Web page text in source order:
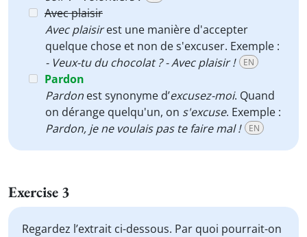
Avec plaisir
Avec plaisirest une manière d'accepter
quelque chose et non de s'excuser. Exemple :
- Veux-tu du chocolat ? - Avec plaisir !
EN
Pardon
Pardon est synonyme d’excusez-moi. Quand
on dérange quelqu'un, on s'excuse. Exemple :
Pardon, je ne voulais pas te faire mal !
EN
Exercise 3
Regardez l’extrait ci-dessous. Par quoi pourrait-on